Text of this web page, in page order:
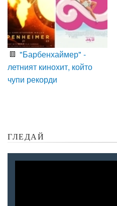
"Барбенхаймер" -
летният кинохит, който
чупи рекорди
ГЛЕДАЙ